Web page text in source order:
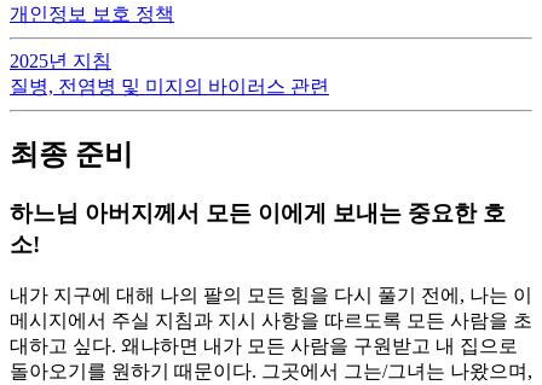
개인정보 보호 정책
2025년 지침
질병, 전염병 및 미지의 바이러스 관련
최종 준비
하느님 아버지께서 모든 이에게 보내는 중요한 호
소!
내가 지구에 대해 나의 팔의 모든 힘을 다시 풀기 전에, 나는 이
메시지에서 주실 지침과 지시 사항을 따르도록 모든 사람을 초
대하고 싶다. 왜냐하면 내가 모든 사람을 구원받고 내 집으로
돌아오기를 원하기 때문이다. 그곳에서 그는/그녀는 나왔으며,